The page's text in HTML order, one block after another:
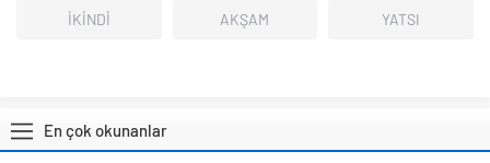
İKİNDİ AKŞAM YATSI
En çok okunanlar